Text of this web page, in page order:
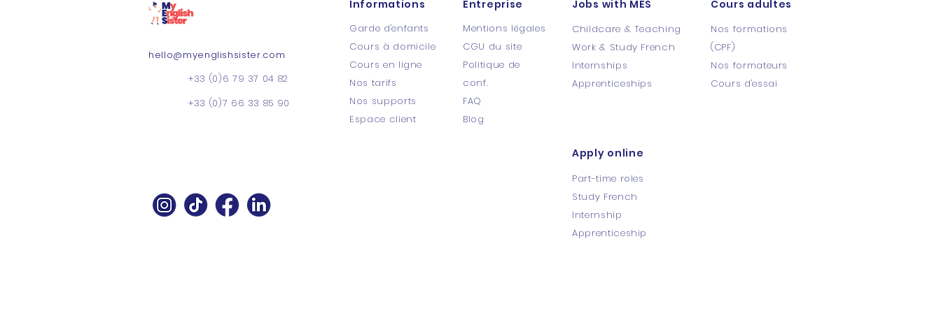
hello@myenglishsister.com
+33 (0)6 79 37 04 82
+33 (0)7 66 33 85 90
Informations
Garde d'enfants
Cours à domicile
Cours en ligne
Nos tarifs
Nos supports
Espace client
Entreprise
Mentions légales
CGU du site
Politique de
conf.
FAQ
Blog
Jobs with MES
Childcare & Teaching
Work & Study French
Internships
Apprenticeships
Cours adultes
Nos formations
(CPF)
Nos formateurs
Cours d'essai​
Apply online
Part-time roles
Study French
Internship
Apprenticeship